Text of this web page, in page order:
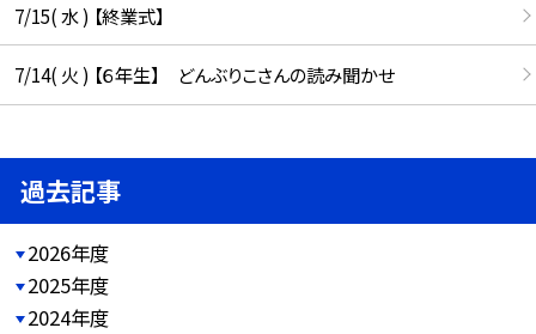
7/15( 水 ) 【終業式】
7/14( 火 ) 【６年生】 どんぶりこさんの読み聞かせ
過去記事
2026年度
2025年度
2024年度